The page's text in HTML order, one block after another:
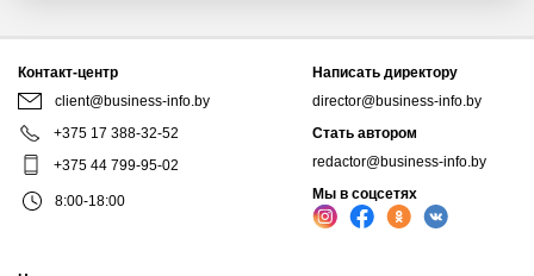
Контакт-центр
client@business-info.by
+375 17 388-32-52
+375 44 799-95-02
8:00-18:00
Написать директору
director@business-info.by
Стать автором
redactor@business-info.by
Мы в соцсетях